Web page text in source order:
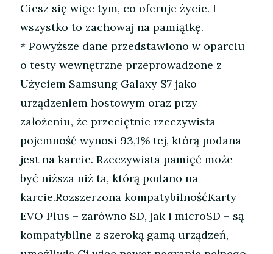
Ciesz się więc tym, co oferuje życie. I
wszystko to zachowaj na pamiątkę.
* Powyższe dane przedstawiono w oparciu
o testy wewnętrzne przeprowadzone z
Użyciem Samsung Galaxy S7 jako
urządzeniem hostowym oraz przy
założeniu, że przeciętnie rzeczywista
pojemność wynosi 93,1% tej, którą podana
jest na karcie. Rzeczywista pamięć może
być niższa niż ta, którą podano na
karcie.Rozszerzona kompatybilnośćKarty
EVO Plus – zarówno SD, jak i microSD – są
kompatybilne z szeroką gamą urządzeń,